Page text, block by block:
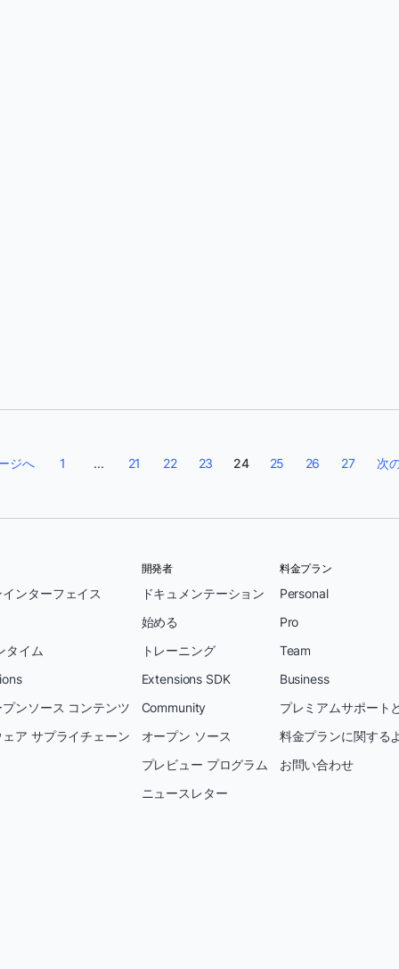
ジへ 1 ... 21 22 23 24 25 26 27 次
ンターフェイス
タイム
ンソース コンテンツ
ア サプライチェーン
開発者
ドキュメンテーション
始める
トレーニング
Extensions SDK
Community
オープン ソース
プレビュー プログラム
ニュースレター
料金プラン
Personal
Pro
Team
Business
プレミアムサポート
料金プランに関する
お問い合わせ